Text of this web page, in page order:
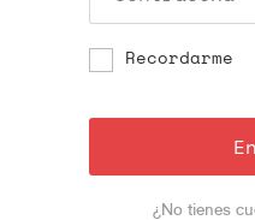
Recordarme
¿No tienes